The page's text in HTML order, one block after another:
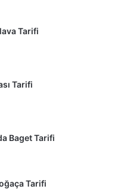
Tarifi
Tarifi
Baget Tarifi
Tarifi